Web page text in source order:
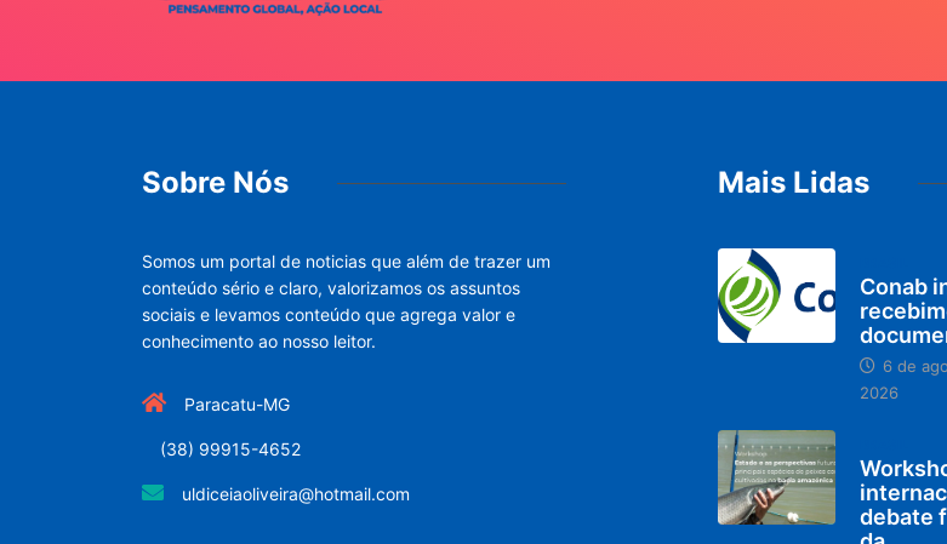
Sobre Nós
Somos um portal de noticias que além de trazer um
conteúdo sério e claro, valorizamos os assuntos
sociais e levamos conteúdo que agrega valor e
conhecimento ao nosso leitor.
Paracatu-MG
(38) 99915-4652
uldiceiaoliveira@hotmail.com
Mais Lidas
Conab
6 de
2026
debate